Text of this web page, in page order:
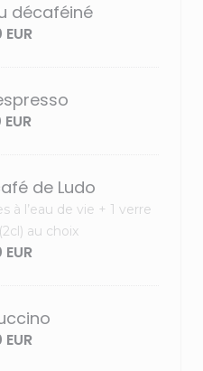
décaféiné
de Ludo
à l’eau de vie + 1 verre
au choix